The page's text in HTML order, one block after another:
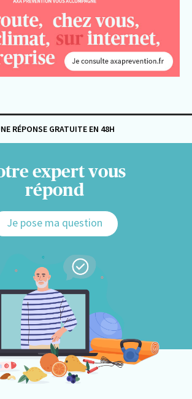
RÉPONSE GRATUITE EN 48H
expert vous
répond
Je pose ma question